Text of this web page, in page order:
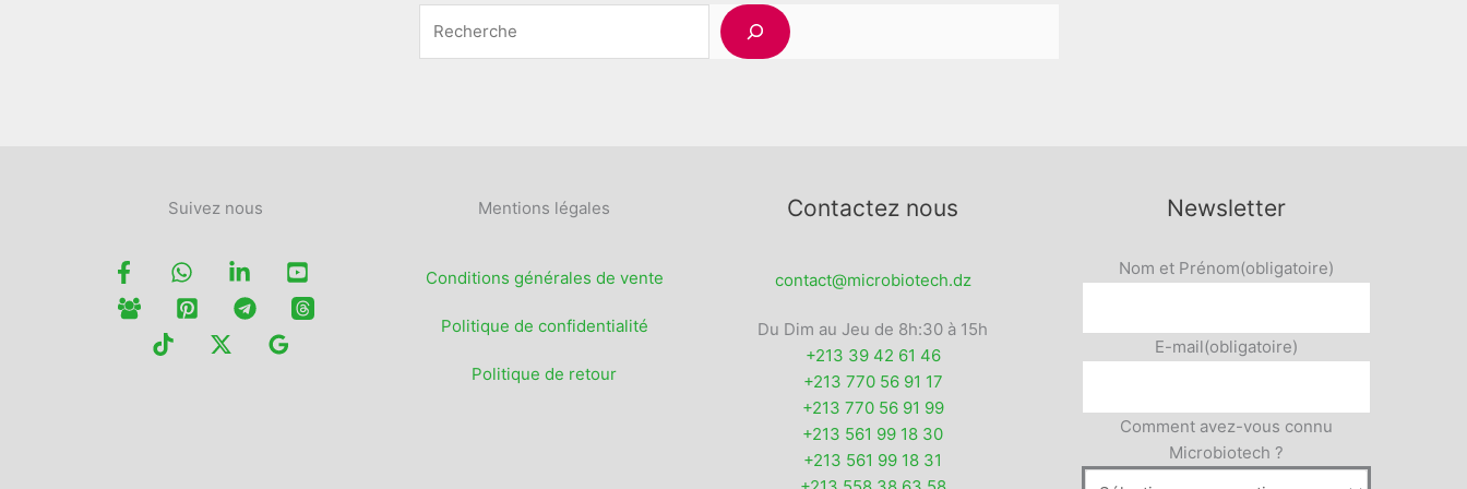
la
Rechercher
Suivez nous Mentions légales
Conditions générales de vente
Politique de confidentialité
Politique de retour
Contactez nous
contact@microbiotech.dz
Du Dim au Jeu de 8h:30 à 15h
+213 39 42 61 46
+213 770 56 91 17
+213 770 56 91 99
+213 561 99 18 30
+213 561 99 18 31
Newsletter
Nom et Prénom(obligatoire)
E-mail(obligatoire)
Comment avez-vous connu
Microbiotech ?